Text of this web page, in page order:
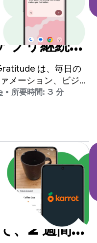
ウィジェ
プリ継続率
は、毎日の
メーション、ビジョ
します。このアプ
• 所要時間: 3 分
AI
、2 週間以